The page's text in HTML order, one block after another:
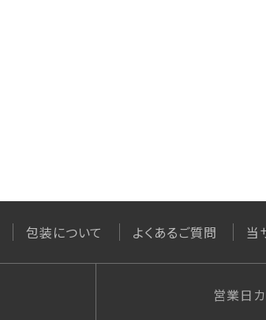
包装について よくあるご質問 当
営業日